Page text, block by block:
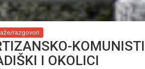
razgovori
I OKOLICI